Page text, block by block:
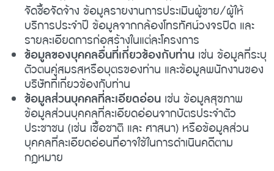
จัดซื้อจัดจ้าง ข้อมูลรายงานการประเมินผู้ขาย/ผู้ให้
บริการประจำปี ข้อมูลจากกล้องโทรทัศน์วงจรปิด และ
รายละเอียดการก่อสร้างในแต่ละโครงการ
ข้อมูลของบุคคลอื่นที่เกี่ยวข้องกับท่าน เช่น ข้อมูลที่ระบุ
ตัวตนคู่สมรสหรือบุตรของท่าน และข้อมูลพนักงานของ
บริษัทที่เกี่ยวข้องกับท่าน
ข้อมูลส่วนบุคคลที่ละเอียดอ่อน เช่น ข้อมูลสุขภาพ
ข้อมูลส่วนบุคคลที่ละเอียดอ่อนจากบัตรประจำตัว
ประชาชน (เช่น เชื้อชาติ และ ศาสนา) หรือข้อมูลส่วน
บุคคลที่ละเอียดอ่อนที่อาจใช้ในการดำเนินคดีตาม
กฎหมาย